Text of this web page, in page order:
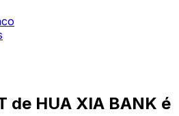
de HUA XIA BANK é